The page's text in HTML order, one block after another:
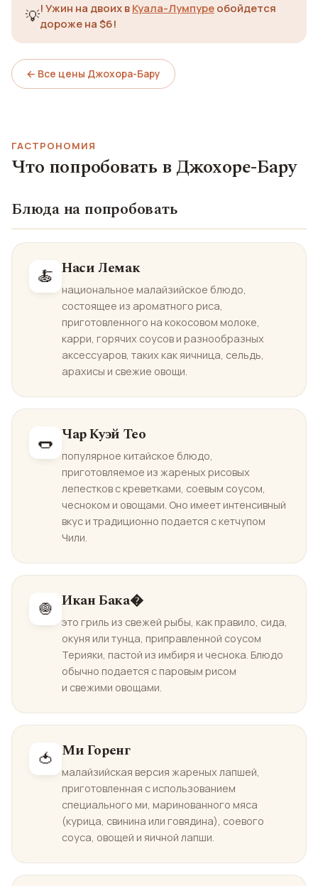
💡!Ужин на двоих вКуала-Лумпуреобойдется
дороже на $6!
← Все цены Джохора-Бару
ГАСТРОНОМИЯ
Что попробовать в Джохоре-Бару
Блюда на попробовать
🍝 Наси Лемак
национальное малайзийское блюдо,
состоящее из ароматного риса,
приготовленного на кокосовом молоке,
карри, горячих соусов и разнообразных
аксессуаров, таких как яичница, сельдь,
арахисы и свежие овощи.
🌭 Чар Куэй Тео
популярное китайское блюдо,
приготовляемое из жареных рисовых
лепестков с креветками, соевым соусом,
чесноком и овощами. Оно имеет интенсивный
вкус и традиционно подается с кетчупом
Чили.
🧅 Икан Бака�
это гриль из свежей рыбы, как правило, сида,
окуня или тунца, приправленной соусом
Терияки, пастой из имбиря и чеснока. Блюдо
обычно подается с паровым рисом
и свежими овощами.
🍅 Ми Горенг
малайзийская версия жареных лапшей,
приготовленная с использованием
специального ми, маринованного мяса
(курица, свинина или говядина), соевого
соуса, овощей и яичной лапши.